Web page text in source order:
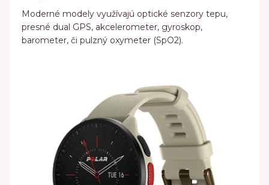
Moderné modely využívajú optické senzory tepu,
presné dual GPS, akcelerometer, gyroskop,
barometer, či pulzný oxymeter (SpO2).